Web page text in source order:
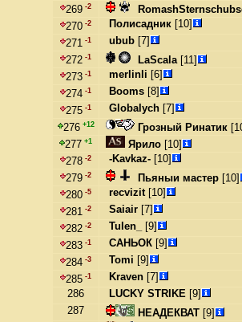
269 -2
270 -2 Полисадник [10]
271 -1 ubub [7]
272 -1 LaScala[11]
273 -1 merlinli [6]
274 -1 Booms [8]
275 -1 Globalych [7]
276 +12 Грозный Ринатик
277 +1 Ярило [10]
278 -2 -Kavkaz- [10]
279 -2 Пьяныи мастер [10]
280 -5 recvizit[10]
281 -2 Saiair [7]
282 -2 Tulen_
[9]
283 -1 САНЬОК [9]
284 -3 Tomi [9]
285 -1 Kraven [7]
286
LUCKY STRIKE [9]
287
НЕАДЕКВАТ [9]